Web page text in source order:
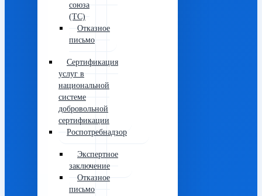
союза
(ТС)
Отказное
письмо
Сертификация
услуг в
национальной
системе
добровольной
сертификации
Роспотребнадзор
Экспертное
заключение
Отказное
письмо